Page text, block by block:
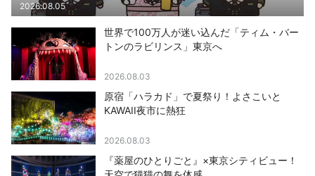
2026.08.05
世界で100万人が迷い込んだ「ティム・バー
トンのラビリンス」東京へ
2026.08.03
原宿「ハラカド」で夏祭り！よさこいと
KAWAII夜市に熱狂
2026.08.03
『薬屋のひとりごと』×東京シティビュー！